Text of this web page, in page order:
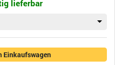
lieferbar
Einkaufswagen